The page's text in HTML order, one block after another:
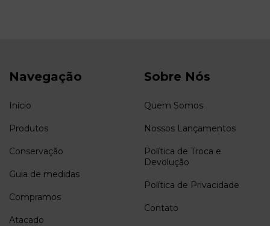
Navegação
Início
Produtos
Conservação
Guia de medidas
Compramos
Atacado
Sobre Nós
Quem Somos
Nossos Lançamentos
Política de Troca e
Devolução
Política de Privacidade
Contato